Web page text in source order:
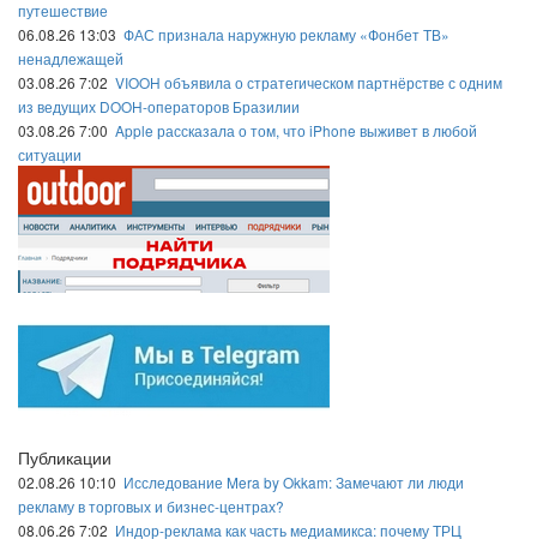
путешествие
06.08.26 13:03 ФАС признала наружную рекламу «Фонбет ТВ»
ненадлежащей
03.08.26 7:02 VIOOH объявила о стратегическом партнёрстве с одним
из ведущих DOOH-операторов Бразилии
03.08.26 7:00 Apple рассказала о том, что iPhone выживет в любой
ситуации
Публикации
02.08.26 10:10 Исследование Mera by Okkam: Замечают ли люди
рекламу в торговых и бизнес-центрах?
08.06.26 7:02 Индор-реклама как часть медиамикса: почему ТРЦ